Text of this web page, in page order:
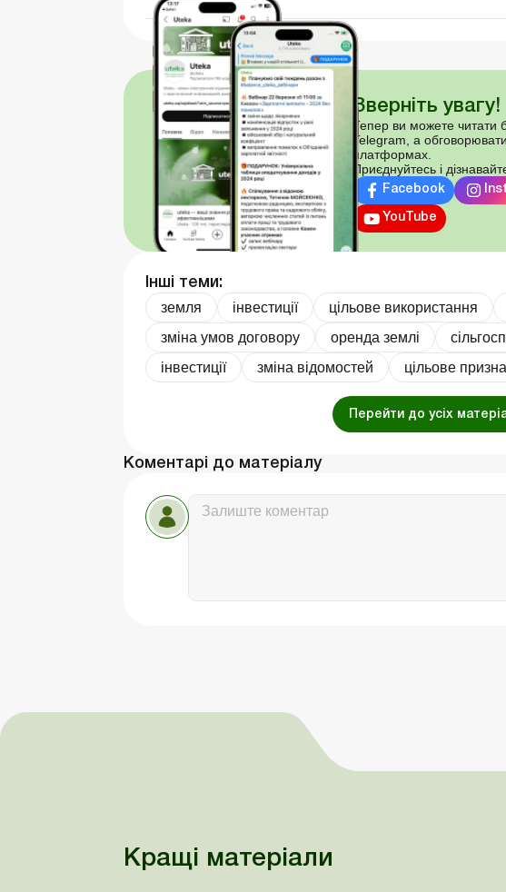
Зверніть увагу!
Тепер ви можете читати
Telegram, а
платформах.
Приєднуйтесь і
Facebook
YouTube
Інші теми:
земля інвестиції цільове використання
зміна умов договору
оренда землі
інвестиції
зміна відомостей цільове
Перейти до усіх
Коментарі до матеріалу
Кращі матеріали